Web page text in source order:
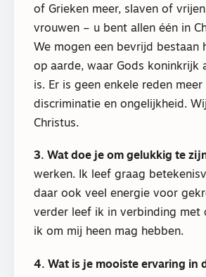
of Grieken meer, slaven of
vrouwen – u bent allen één in
We mogen een bevrijd bestaan
op aarde, waar Gods koninkrijk
is. Er is geen enkele reden
discriminatie en ongelijkheid.
Christus.
3. Wat doe je om gelukkig te
werken. Ik leef graag
daar ook veel energie voor
verder leef ik in verbinding met
ik om mij heen mag hebben.
4. Wat is je mooiste ervaring in